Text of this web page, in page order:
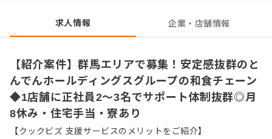
求人情報 企業・店舗情報
【紹介案件】群馬エリアで募集！安定感抜群のと
んでんホールディングスグループの和食チェーン
◆1店舗に正社員2〜3名でサポート体制抜群◎月
8休み・住宅手当・寮あり
【クックビズ 支援サービスのメリットをご紹介】